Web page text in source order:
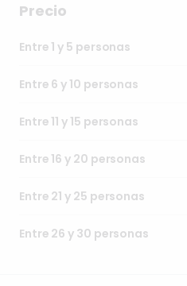
Precio
Entre 1 y 5 personas
Entre 6 y 10 personas
Entre 11 y 15 personas
Entre 16 y 20 personas
Entre 21 y 25 personas
Entre 26 y 30 personas